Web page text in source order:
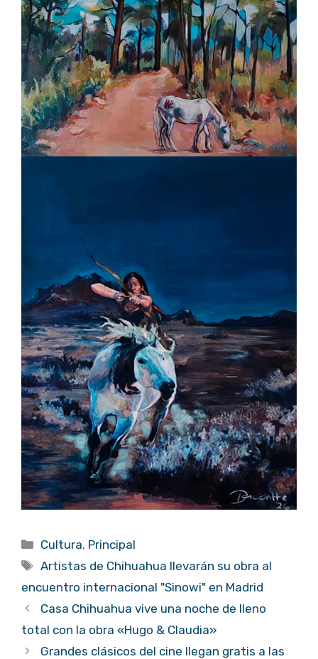
Categorías
Cultura, Principal
Etiquetas
Artistas de Chihuahua llevarán su obra al
encuentro internacional "Sinowi" en Madrid
Casa Chihuahua vive una noche de lleno
total con la obra «Hugo & Claudia»
Grandes clásicos del cine llegan gratis a las